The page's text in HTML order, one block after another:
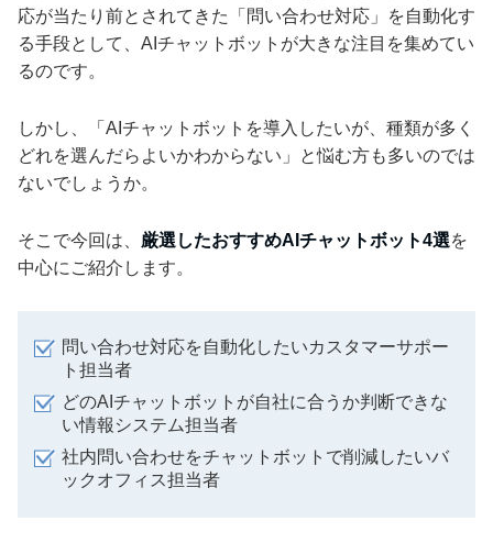
応が当たり前とされてきた「問い合わせ対応」を自動化す
る手段として、AIチャットボットが大きな注目を集めてい
るのです。
しかし、「AIチャットボットを導入したいが、種類が多く
どれを選んだらよいかわからない」と悩む方も多いのでは
ないでしょうか。
そこで今回は、 厳選したおすすめAIチャットボット4選を
中心にご紹介します。
問い合わせ対応を自動化したいカスタマーサポー
ト担当者
どのAIチャットボットが自社に合うか判断できな
い情報システム担当者
社内問い合わせをチャットボットで削減したいバ
ックオフィス担当者